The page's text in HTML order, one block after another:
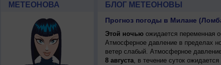
МЕТЕОНОВА БЛОГ МЕТЕОНОВЫ
Прогноз погоды в Милане
Этой ночьюожидается переменная
Атмосферное давление в пределах
ветер слабый. Атмосферное
8 августа, в течение суток